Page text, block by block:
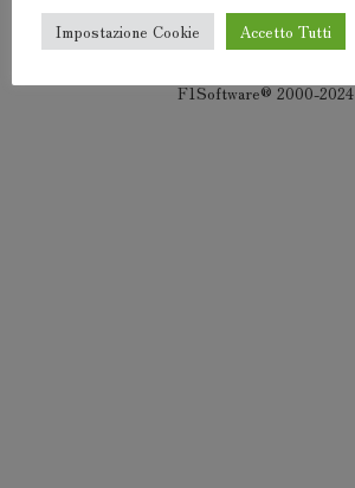
F1Software® 2000-2024
Impostazione Cookie Accetto Tutti